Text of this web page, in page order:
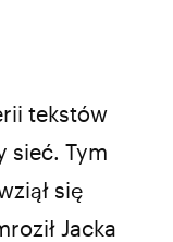
tekstów
sieć. Tym
się
Jacka